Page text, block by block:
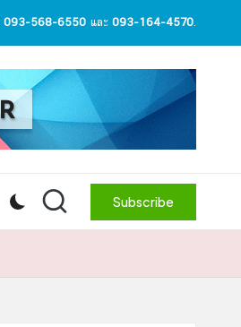
093-568-6550 และ 093-164-4570.
Subscribe